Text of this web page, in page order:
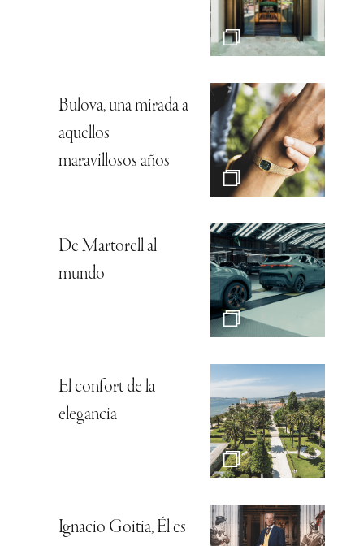
Bulova, una mirada a
aquellos
maravillosos años
De Martorell al
mundo
El confort de la
elegancia
Ignacio Goitia, Él es